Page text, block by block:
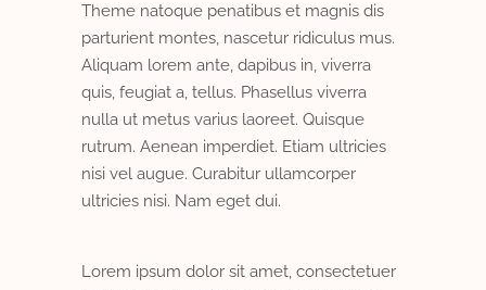
Theme natoque penatibus et magnis dis
parturient montes, nascetur ridiculus mus.
Aliquam lorem ante, dapibus in, viverra
quis, feugiat a, tellus. Phasellus viverra
nulla ut metus varius laoreet. Quisque
rutrum. Aenean imperdiet. Etiam ultricies
nisi vel augue. Curabitur ullamcorper
ultricies nisi. Nam eget dui.
Lorem ipsum dolor sit amet, consectetuer